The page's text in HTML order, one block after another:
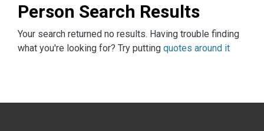
Person Search Results
Your search returned no results. Having trouble finding
what you're looking for? Try putting quotes around it